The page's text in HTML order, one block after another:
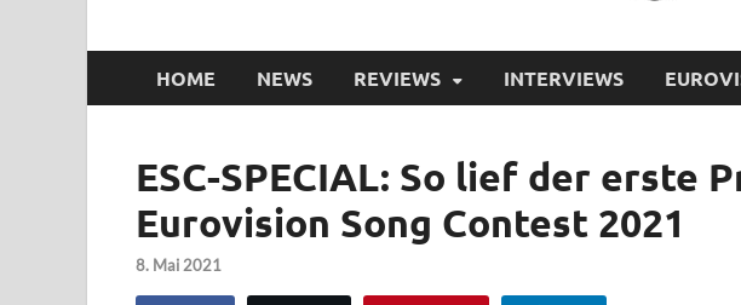
HOME NEWS REVIEWS INTERVIEWS
ESC-SPECIAL: So lief der erste
Eurovision Song Contest 2021
8. Mai 2021